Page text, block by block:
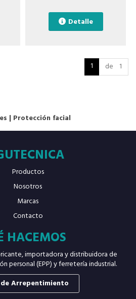
Detalle
1 de 1
| Protección facial
Productos
Nosotros
Marcas
Contacto
HACEMOS
importadora y distribuidora de
personal (EPP) y ferretería industrial.
Arrepentimiento